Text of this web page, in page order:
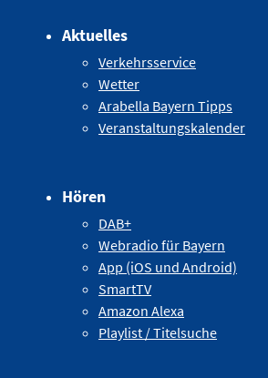
Aktuelles
Verkehrsservice
Wetter
Arabella Bayern Tipps
Veranstaltungskalender
Hören
DAB+
Webradio für Bayern
App (iOS und Android)
SmartTV
Amazon Alexa
Playlist / Titelsuche